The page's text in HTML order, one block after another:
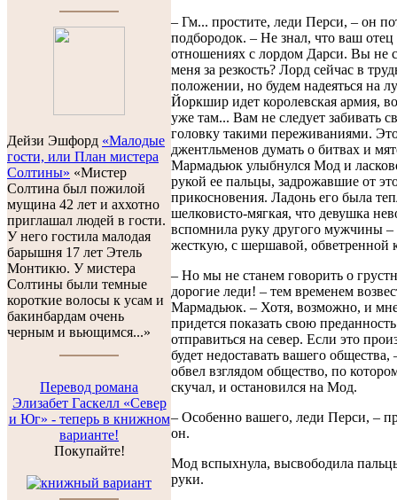
Дейзи Эшфорд «Малодые
гости, или План мистера
Солтины» «Мистер
Солтина был пожилой
мущина 42 лет и аххотно
приглашал людей в гости.
У него гостила малодая
барышня 17 лет Этель
Монтикю. У мистера
Солтины были темные
короткие волосы к усам и
бакинбардам очень
черным и вьющимся...»
Перевод романа
Элизабет Гаскелл «Север
и Юг» - теперь в книжном
варианте!
Покупайте!
– Гм... простите, леди Перси, – он
подбородок. – Не знал, что ваш
отношениях с лордом Дарси. Вы не
меня за резкость? Лорд сейчас в
положении, но будем надеяться на
Йоркшир идет королевская армия,
уже там... Вам не следует забивать
головку такими переживаниями.
джентльменов думать о битвах и
Мармадьюк улыбнулся Мод и
рукой ее пальцы, задрожавшие от
прикосновения. Ладонь его была
шелковисто-мягкая, что девушка
вспомнила руку другого мужчины –
жесткую, с шершавой, обветренной
– Но мы не станем говорить о
дорогие леди! – тем временем
Мармадьюк. – Хотя, возможно, и
придется показать свою
отправиться на север. Если это
будет недоставать вашего
обвел взглядом общество, по
скучал, и остановился на Мод.
– Особенно вашего, леди Перси, –
он.
Мод вспыхнула, высвободила
руки.